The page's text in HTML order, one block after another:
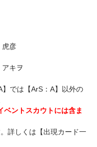
虎彦
キヲ
では【ArS：A】以外の
ントスカウトには含ま
詳しくは【出現カード一